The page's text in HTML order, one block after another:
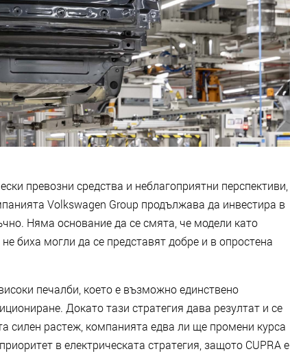
превозни средства и неблагоприятни перспективи,
Volkswagen Group продължава да инвестира в
Няма основание да се смята, че модели като
биха могли да се представят добре и в опростена
печалби, което е възможно единствено
Докато тази стратегия дава резултат и се
силен растеж, компанията едва ли ще промени курса
в електрическата стратегия, защото CUPRA е